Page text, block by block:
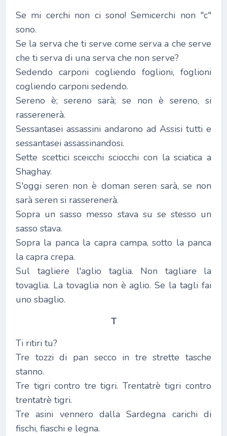
Se mi cerchi non ci sono! Semicerchi non "c"
sono.
Se la serva che ti serve come serva a che serve
che ti serva di una serva che non serve?
Sedendo carponi cogliendo foglioni, foglioni
cogliendo carponi sedendo.
Sereno è; sereno sarà; se non è sereno, si
rasserenerà.
Sessantasei assassini andarono ad Assisi tutti e
sessantasei assassinandosi.
Sette scettici sceicchi sciocchi con la sciatica a
Shaghay.
S'oggi seren non è doman seren sarà, se non
sarà seren si rasserenerà.
Sopra un sasso messo stava su se stesso un
sasso stava.
Sopra la panca la capra campa, sotto la panca
la capra crepa.
Sul tagliere l'aglio taglia. Non tagliare la
tovaglia. La tovaglia non è aglio. Se la tagli fai
uno sbaglio.
T
Ti ritiri tu?
Tre tozzi di pan secco in tre strette tasche
stanno.
Tre tigri contro tre tigri. Trentatrè tigri contro
trentatrè tigri.
Tre asini vennero dalla Sardegna carichi di
fischi, fiaschi e legna.